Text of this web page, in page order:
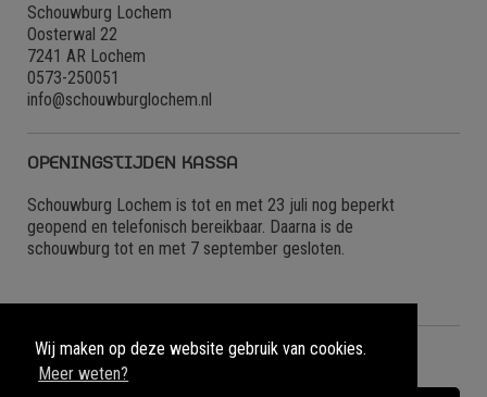
Wij maken op deze website gebruik van cookies.
Meer weten?
Schouwburg Lochem
Oosterwal 22
7241 AR Lochem
0573-250051
info@schouwburglochem.nl
OPENINGSTIJDEN KASSA
Schouwburg Lochem is tot en met 23 juli nog beperkt
geopend en telefonisch bereikbaar. Daarna is de
schouwburg tot en met 7 september gesloten.
NIEUWBRIEF